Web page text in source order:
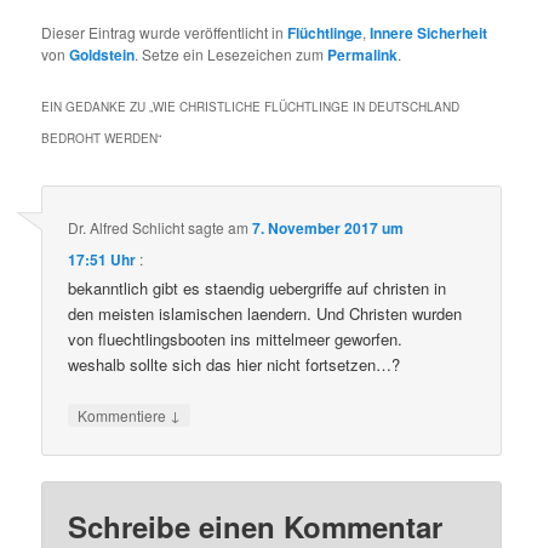
Dieser Eintrag wurde veröffentlicht inFlüchtlinge,Innere Sicherheit
vonGoldstein. Setze ein Lesezeichen zum Permalink.
EIN GEDANKE ZU „WIE CHRISTLICHE FLÜCHTLINGE IN DEUTSCHLAND
BEDROHT WERDEN“
Dr. Alfred Schlichtsagte am7. November 2017 um
17:51 Uhr :
bekanntlich gibt es staendig uebergriffe auf christen in
den meisten islamischen laendern. Und Christen wurden
von fluechtlingsbooten ins mittelmeer geworfen.
weshalb sollte sich das hier nicht fortsetzen…?
Kommentiere ↓
Schreibe einen Kommentar